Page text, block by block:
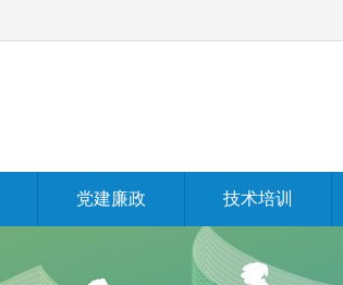
党建廉政 技术培训